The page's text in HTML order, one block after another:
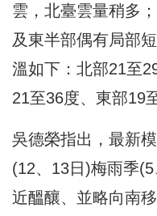
雲，北臺雲量稍多
及東半部偶有局部
溫如下：北部21至
21至36度、東部19
吳德榮指出，最新
(12、13日)梅雨季
近醞釀、並略向南